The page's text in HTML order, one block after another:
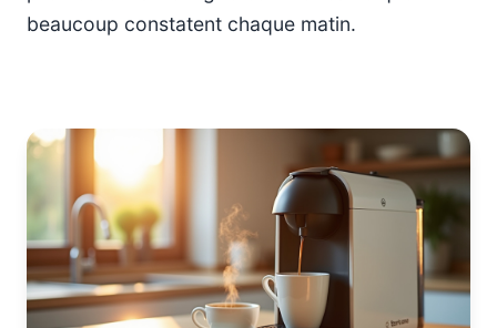
beaucoup constatent chaque matin.